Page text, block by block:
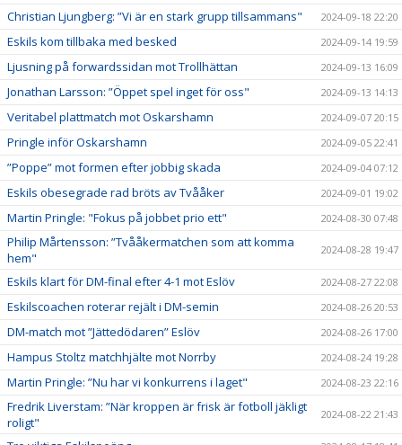
Christian Ljungberg: ”Vi är en stark grupp tillsammans" 2024-09-18 22:20
Eskils kom tillbaka med besked 2024-09-14 19:59
Ljusning på forwardssidan mot Trollhättan 2024-09-13 16:09
Jonathan Larsson: ”Öppet spel inget för oss" 2024-09-13 14:13
Veritabel plattmatch mot Oskarshamn 2024-09-07 20:15
Pringle inför Oskarshamn 2024-09-05 22:41
”Poppe” mot formen efter jobbig skada 2024-09-04 07:12
Eskils obesegrade rad bröts av Tvååker 2024-09-01 19:02
Martin Pringle: "Fokus på jobbet prio ett" 2024-08-30 07:48
Philip Mårtensson: ”Tvååkermatchen som att komma
hem"
2024-08-28 19:47
Eskils klart för DM-final efter 4-1 mot Eslöv 2024-08-27 22:08
Eskilscoachen roterar rejält i DM-semin 2024-08-26 20:53
DM-match mot ”Jättedödaren” Eslöv 2024-08-26 17:00
Hampus Stoltz matchhjälte mot Norrby 2024-08-24 19:28
Martin Pringle: ”Nu har vi konkurrens i laget" 2024-08-23 22:16
Fredrik Liverstam: ”När kroppen är frisk är fotboll jäkligt
roligt"
2024-08-22 21:43